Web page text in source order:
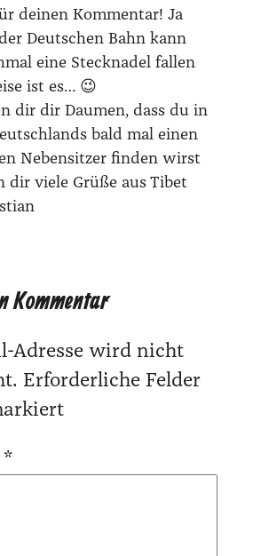
dei­nen Kom­men­tar! Ja
Deut­schen Bahn kann
eine Steck­na­del fal­len
ist es… 😉
dir dir Dau­men, dass du in
bald mal einen
Neben­sit­zer fin­den wirst
dir vie­le Grü­ße aus Tibet
Kommentar
Adresse wird nicht
Erforderliche Felder
*